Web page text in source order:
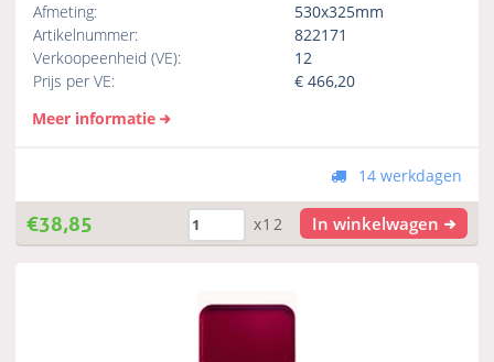
Afmeting:
530x325mm
Artikelnummer:
822171
Verkoopeenheid (VE):
12
Prijs per VE:
€466,20
Meer informatie
14 werkdagen
€38,85 x12 In winkelwagen